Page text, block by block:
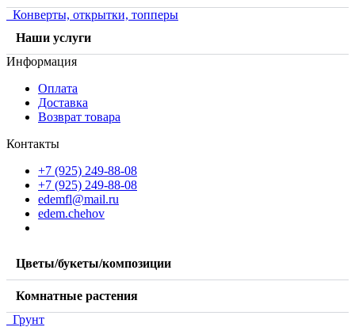
Конверты, открытки, топперы
Наши услуги
Информация
Оплата
Доставка
Возврат товара
Контакты
+7 (925) 249-88-08
+7 (925) 249-88-08
edemfl@mail.ru
edem.chehov
Цветы/букеты/композиции
Комнатные растения
Грунт